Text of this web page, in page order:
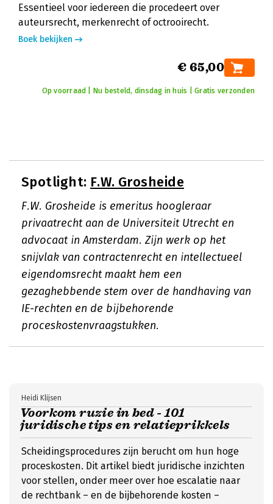
Essentieel voor iedereen die procedeert over
auteursrecht, merkenrecht of octrooirecht.
Boek bekijken
€ 65,00
Op voorraad | Nu besteld, dinsdag in huis | Gratis verzonden
Spotlight: F.W. Grosheide
F.W. Grosheide is emeritus hoogleraar
privaatrecht aan de Universiteit Utrecht en
advocaat in Amsterdam. Zijn werk op het
snijvlak van contractenrecht en intellectueel
eigendomsrecht maakt hem een
gezaghebbende stem over de handhaving van
IE-rechten en de bijbehorende
proceskostenvraagstukken.
Voorkom ruzie in bed - 101
juridische tips en relatieprikkels
Heidi Klijsen
Scheidingsprocedures zijn berucht om hun hoge
proceskosten. Dit artikel biedt juridische inzichten
voor stellen, onder meer over hoe escalatie naar
de rechtbank – en de bijbehorende kosten –